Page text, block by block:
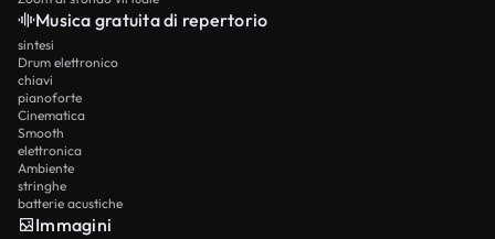
Musica gratuita di repertorio
sintesi
Drum elettronico
chiavi
pianoforte
Cinematica
Smooth
elettronica
Ambiente
stringhe
batterie acustiche
Immagini